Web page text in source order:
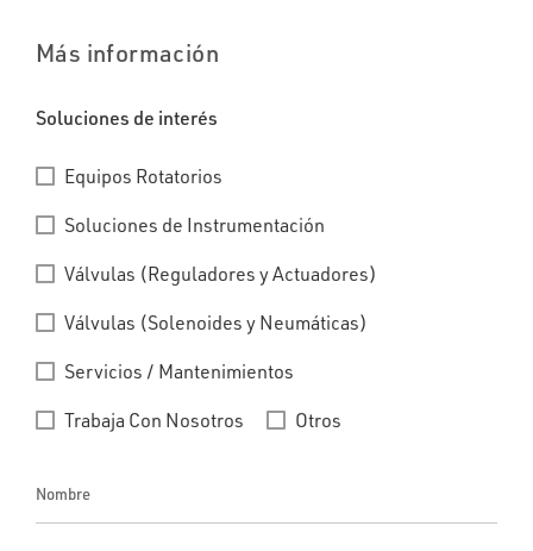
Más información
Soluciones de interés
Equipos Rotatorios
Soluciones de Instrumentación
Válvulas (Reguladores y Actuadores)
Válvulas (Solenoides y Neumáticas)
Servicios / Mantenimientos
Trabaja Con Nosotros Otros
Nombre